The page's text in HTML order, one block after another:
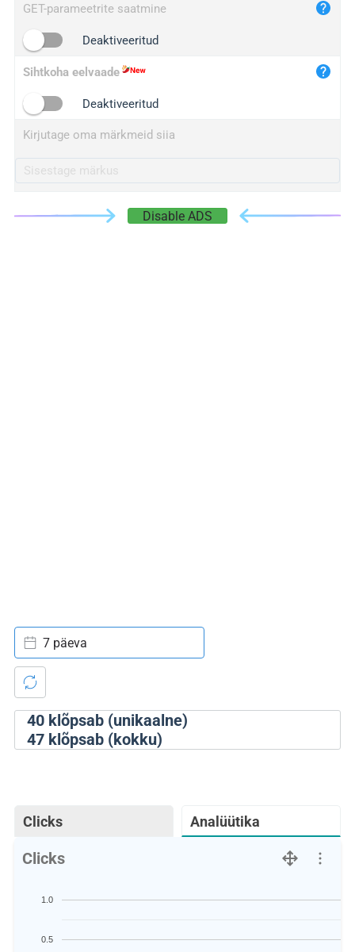
GET-parameetrite saatmine
Deaktiveeritud
Sihtkoha eelvaade
Deaktiveeritud
Kirjutage oma märkmeid siia
Disable ADS
40klõpsab (unikaalne)
47klõpsab (kokku)
7 päeva
Clicks Analüütika
Clicks
0.5
1.0